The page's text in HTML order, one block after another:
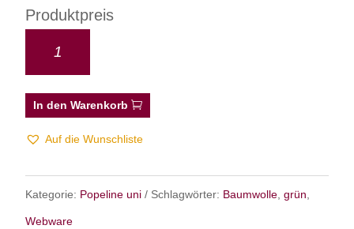
Produktpreis
In den Warenkorb
Auf die Wunschliste
Kategorie: Popeline uni Schlagwörter: Baumwolle,grün,
Webware